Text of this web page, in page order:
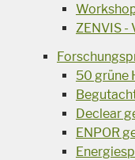
ZENVIS -
50 grüne
Declear
ENPOR